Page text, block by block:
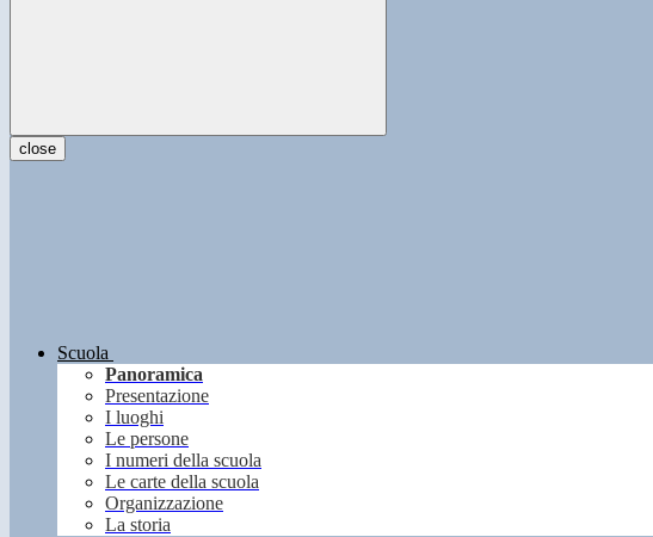
close
Scuola
Panoramica
Presentazione
I luoghi
Le persone
I numeri della scuola
Le carte della scuola
Organizzazione
La storia